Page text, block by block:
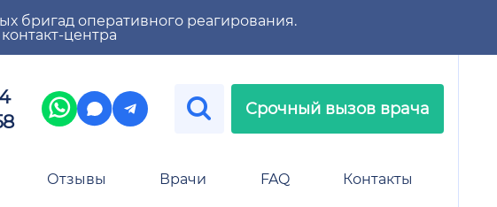
бригад оперативного реагирования.
центра
Срочный вызов врача
Отзывы Врачи FAQ Контакты